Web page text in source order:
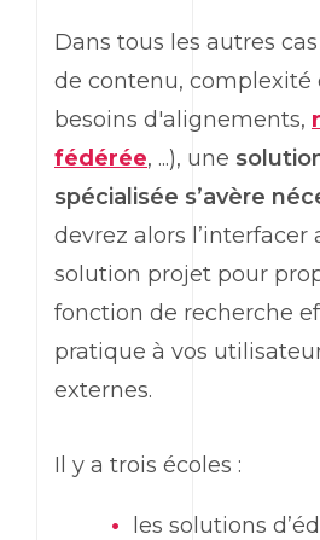
Dans tous les autres
de contenu, complexité
besoins d'alignements,
fédérée, ...), une
spécialisée s’avère
devrez alors l’interfacer
solution projet pour
fonction de recherche
pratique à vos
externes.
Il y a trois écoles :
les solutions